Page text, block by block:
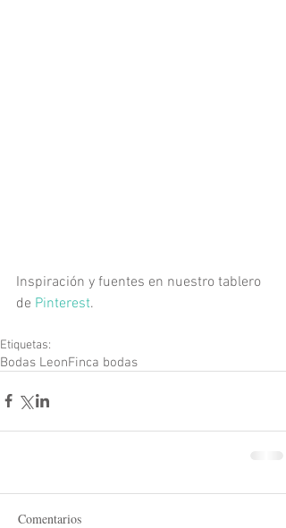
Inspiración y fuentes en nuestro tablero
de Pinterest.
Etiquetas:
Bodas LeonFinca bodas
Comentarios